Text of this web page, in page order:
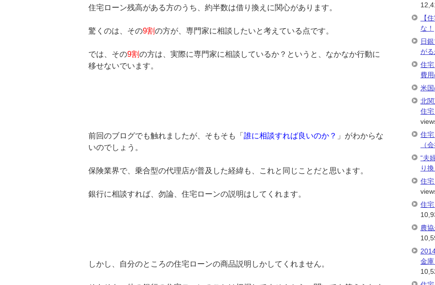
住宅ローン残高がある方のうち、約半数は借り換えに関心があります。
驚くのは、その9割の方が、専門家に相談したいと考えている点です。
では、その9割の方は、実際に専門家に相談しているか？というと、なかなか行動に
移せないでいます。
前回のブログでも触れましたが、そもそも「 誰に相談すれば良いのか？ 」がわからな
いのでしょう。
保険業界で、乗合型の代理店が普及した経緯も、これと同じことだと思います。
銀行に相談すれば、勿論、住宅ローンの説明はしてくれます。
しかし、自分のところの住宅ローンの商品説明しかしてくれません。
【
な！
日
が
住
費
米
北
住
住
（
“夫
り
住
住
農
金